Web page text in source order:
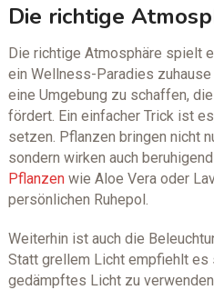
Die richtige
Die richtige Atmosphäre spielt
ein Wellness-Paradies
eine Umgebung zu schaffen,
fördert. Ein einfacher Trick ist
setzen. Pflanzen bringen nicht
sondern wirken auch
Pflanzenwie Aloe Vera oder
persönlichen Ruhepol.
Weiterhin ist auch die
Statt grellem Licht empfiehlt es
gedämpftes Licht zu